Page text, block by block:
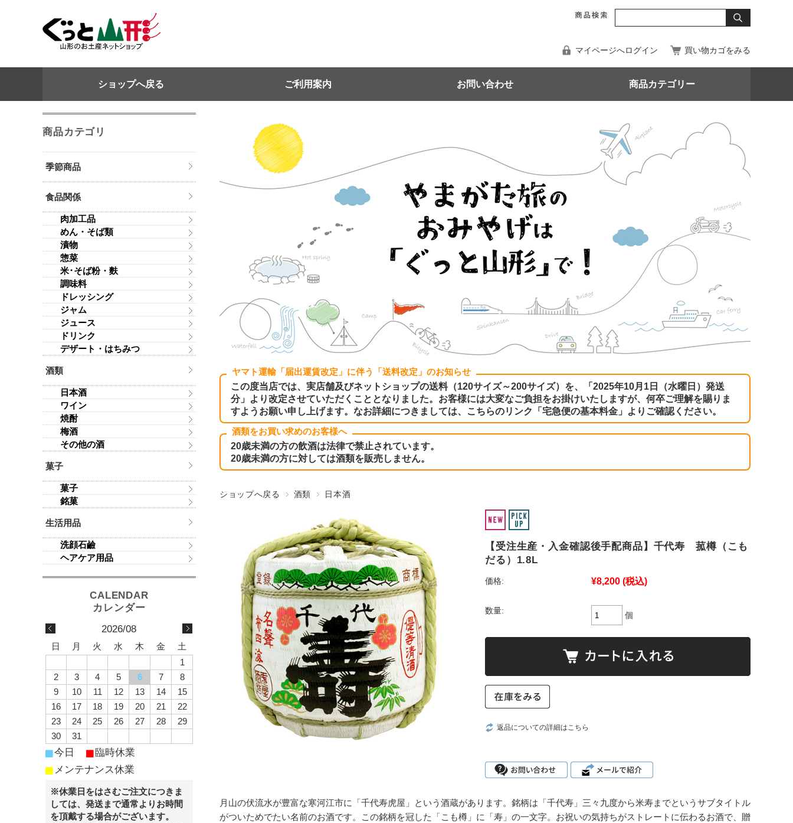
マイページへログイン 買い物カゴをみる
ショップへ戻る ご利用案内 お問い合わせ 商品カテゴリー
ヤマト運輸「届出運賃改定」に伴う「送料改定」のお知らせ
この度当店では、実店舗及びネットショップの送料（120サイズ～200サイズ）を、「2025年10月1日（水曜日）発送
分」より改定させていただくこととなりました。お客様には大変なご負担をお掛けいたしますが、何卒ご理解を賜りま
すようお願い申し上げます。なお詳細につきましては、こちらのリンク
「宅急便の基本料金」 よりご確認ください。
酒類をお買い求めのお客様へ
20歳未満の方の飲酒は法律で禁止されています。
20歳未満の方に対しては酒類を販売しません。
ショップへ戻る 酒類 日本酒
【受注生産・入金確認後手配商品】千代寿 菰樽（こも
だる）1.8L
価格: ¥8,200 (税込)
数量: 個
返品についての詳細はこちら
月山の伏流水が豊富な寒河江市に「千代寿虎屋」という酒蔵があります。銘柄は「千代寿」三々九度から米寿までというサブタイトル
がついためでたい名前のお酒です。この銘柄を冠した「こも樽」に「寿」の一文字。お祝いの気持ちがストレートに伝わるお酒で、贈
商品カテゴリ
季節商品
食品関係
肉加工品
めん・そば類
漬物
惣菜
米･そば粉・麩
調味料
ドレッシング
ジャム
ジュース
ドリンク
デザート・はちみつ
酒類
日本酒
ワイン
焼酎
梅酒
その他の酒
菓子
菓子
銘菓
生活用品
洗顔石鹼
ヘアケア用品
2026/08
日 月 火 水 木 金
土
1
2
3 4 5 6 7
8
9
10 11 12 13 14
15
16
17 18 19 20 21
22
23
24 25 26 27 28
29
30
31
■今日 ■臨時休業
■ メンテナンス休業
※休業日をはさむご注文につきま
しては、発送まで通常よりお時間
を頂戴する場合がございます。